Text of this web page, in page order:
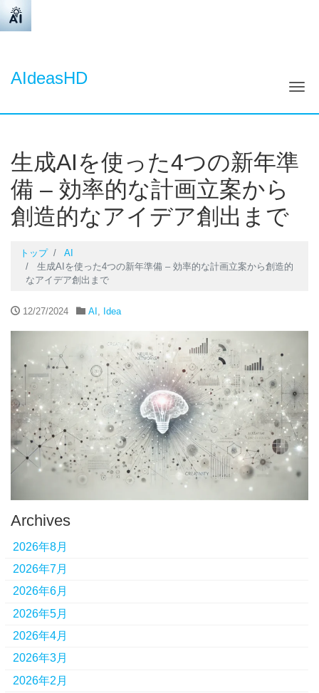
AIdeasHD
ナ
生成AIを使った4つの新年準
備 – 効率的な計画立案から
創造的なアイデア創出まで
トップ
AI
生成AIを使った4つの新年準備 – 効率的な計画立案から創造的
なアイデア創出まで
12/27/2024 AI , Idea
Archives
2026年8月
2026年7月
2026年6月
2026年5月
2026年4月
2026年3月
2026年2月